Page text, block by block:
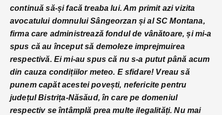
continuă să-și facă treaba lui. Am primit azi vizita
avocatului domnului Sângeorzan și al SC Montana,
firma care administrează fondul de vânătoare, și mi-a
spus că au început să demoleze imprejmuirea
respectivă. Ei mi-au spus că nu s-a putut până acum
din cauza condițiilor meteo. E sfidare! Vreau să
punem capăt acestei povești, nefericite pentru
județul Bistrița-Năsăud, în care pe domeniul
respectiv se întâmplă prea multe ilegalități. Nu mai